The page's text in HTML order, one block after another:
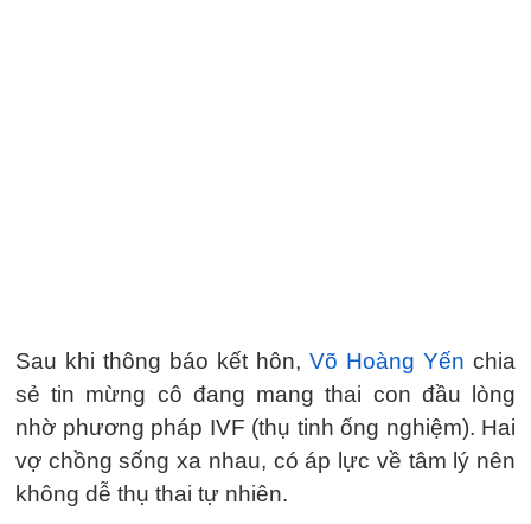
Sau khi thông báo kết hôn, Võ Hoàng Yến chia
sẻ tin mừng cô đang mang thai con đầu lòng
nhờ phương pháp IVF (thụ tinh ống nghiệm). Hai
vợ chồng sống xa nhau, có áp lực về tâm lý nên
không dễ thụ thai tự nhiên.